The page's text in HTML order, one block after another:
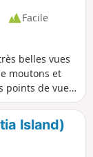
Facile
belles vues
moutons et
points de vue
de pâturage et
Island)